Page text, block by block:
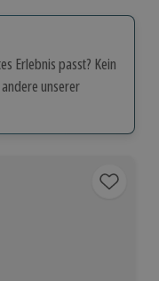
Erlebnis passt? Kein
unserer